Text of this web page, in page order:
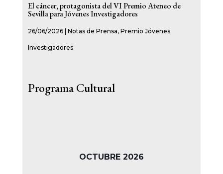
El cáncer, protagonista del VI Premio Ateneo de
Sevilla para Jóvenes Investigadores
26/06/2026| Notas de Prensa, Premio Jóvenes
Investigadores
Programa Cultural
OCTUBRE 2026